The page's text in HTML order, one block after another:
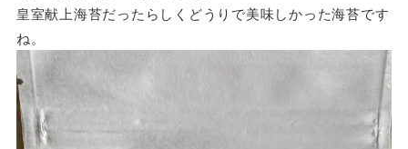
皇室献上海苔だったらしくどうりで美味しかった海苔です
ね。